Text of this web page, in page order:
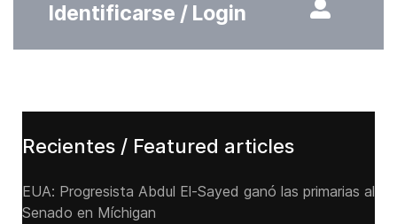
Identificarse / Login
Recientes / Featured articles
EUA: Progresista Abdul El-Sayed ganó las primarias al
Senado ‌en Míchigan